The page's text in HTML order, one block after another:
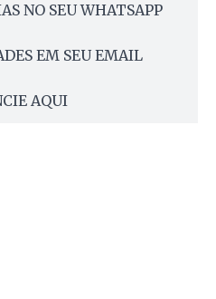
NO SEU WHATSAPP
EM SEU EMAIL
AQUI